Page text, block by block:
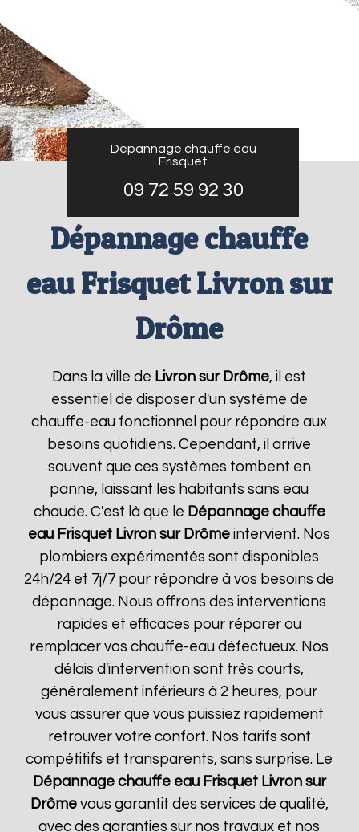
Dépannage chauffe eau
Frisquet
09 72 59 92 30
Dépannage chauffe
eau Frisquet Livron sur
Drôme
Dans la ville de Livron sur Drôme, il est
essentiel de disposer d'un système de
chauffe-eau fonctionnel pour répondre aux
besoins quotidiens. Cependant, il arrive
souvent que ces systèmes tombent en
panne, laissant les habitants sans eau
chaude. C'est là que le Dépannage chauffe
eau Frisquet Livron sur Drôme intervient. Nos
plombiers expérimentés sont disponibles
24h/24 et 7j/7 pour répondre à vos besoins de
dépannage. Nous offrons des interventions
rapides et efficaces pour réparer ou
remplacer vos chauffe-eau défectueux. Nos
délais d'intervention sont très courts,
généralement inférieurs à 2 heures, pour
vous assurer que vous puissiez rapidement
retrouver votre confort. Nos tarifs sont
compétitifs et transparents, sans surprise. Le
Dépannage chauffe eau Frisquet Livron sur
Drômevous garantit des services de qualité,
avec des garanties sur nos travaux et nos